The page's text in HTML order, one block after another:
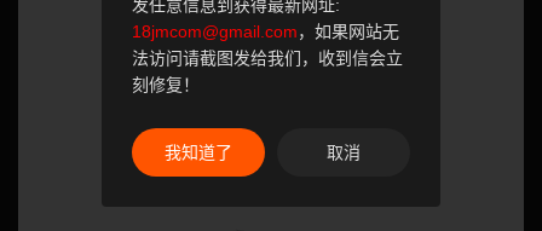
发任意信息到获得最新网址:
18jmcom@gmail.com，如果网站无
法访问请截图发给我们，收到信会立
刻修复！
我知道了 取消